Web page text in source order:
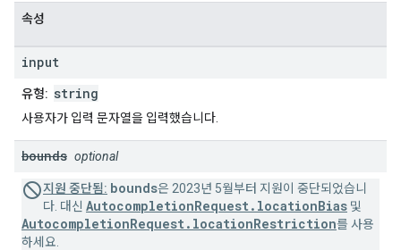
속성
input
유형: string
사용자가 입력 문자열을 입력했습니다.
bounds optional
지원 중단됨: bounds은 2023년 5월부터 지원이 중단되었습니
다. 대신 AutocompletionRequest.locationBias 및
AutocompletionRequest.locationRestriction를 사용
하세요.